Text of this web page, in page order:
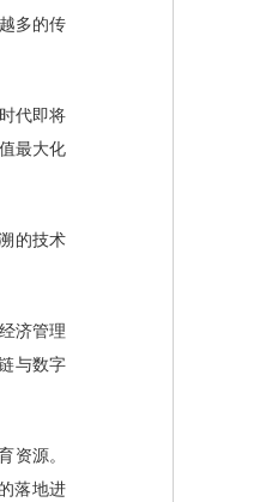
多的传
代即将
最大化
的技术
济管理
与数字
资源。
落地进